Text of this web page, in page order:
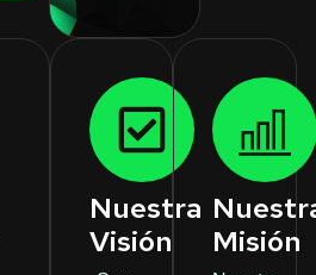
Nuestra
Visión
Misión